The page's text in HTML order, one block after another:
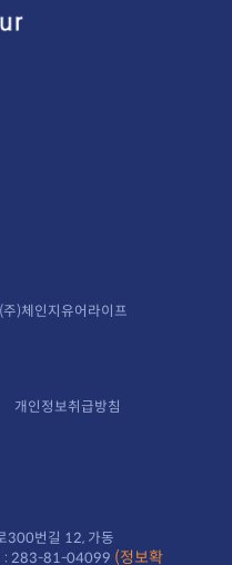
)체인지유어라이프
개인정보취급방침
300번길 12, 가동
: 283-81-04099